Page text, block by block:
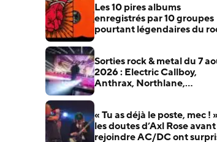
Les 10 pires albums
enregistrés par 10 groupes
pourtant légendaires du
Sorties rock & metal du 7
2026 : Electric Callboy,
Anthrax, Northlane,
« Tu as déjà le poste, mec !
les doutes d’Axl Rose
rejoindre AC/DC ont